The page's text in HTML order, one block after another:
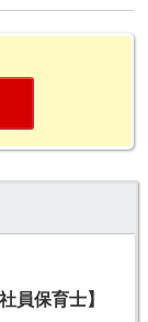
員保育士】